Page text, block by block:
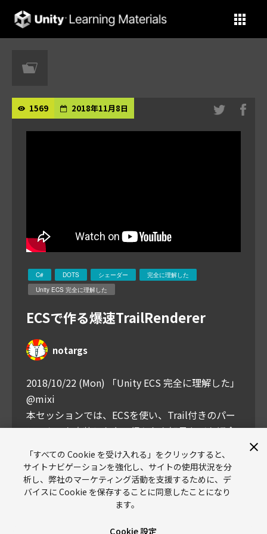
Unity Learning Materials
1569 2018年11月8日
C# DOTS シェーダー
完全に理解した
Unity ECS 完全に理解した
ECSで作る爆速TrailRenderer
notargs
2018/10/22 (Mon) 「Unity ECS 完全に理解した」
@mixi
本セッションでは、ECSを使い、Trail付きのパー
ティクルを実装した上で得られた知見などを紹介
します。
「すべての Cookie を受け入れる」をクリックすると、
サイトナビゲーションを強化し、サイトの使用状況を分
析し、弊社のマーケティング活動を支援するために、デ
バイスに Cookie を保存することに同意したことになり
ます。
Cookie 設定